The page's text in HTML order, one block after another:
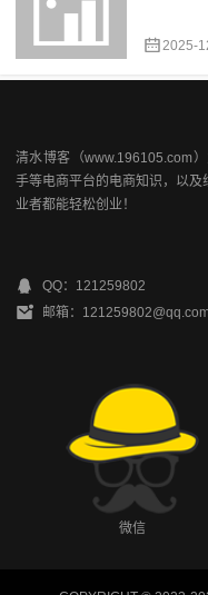
2025-
清水博客（www.196105.com
手等电商平台的电商知识，以及
业者都能轻松创业！
QQ：121259802
邮箱：
微信